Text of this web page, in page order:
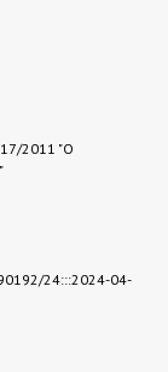
2011 "О
24:::2024-04-